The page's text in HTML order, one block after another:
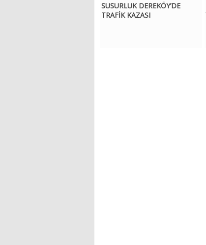
SUSURLUK DEREKÖY’DE
TRAFİK KAZASI